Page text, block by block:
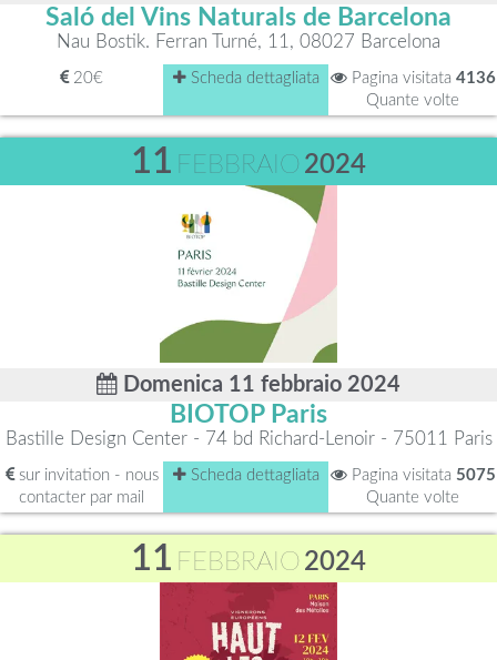
Saló del Vins Naturals de Barcelona
Nau Bostik. Ferran Turné, 11, 08027 Barcelona
20€ Scheda dettagliata Pagina visitata 4136
Quante volte
11 FEBBRAIO 2024
Domenica 11 febbraio 2024
BIOTOP Paris
Bastille Design Center - 74 bd Richard-Lenoir - 75011 Paris
sur invitation - nous
contacter par mail
Scheda dettagliata Pagina visitata 5075
Quante volte
11 FEBBRAIO 2024